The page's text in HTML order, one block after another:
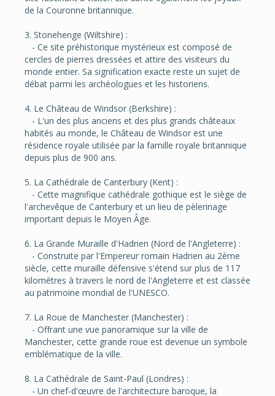
de la Couronne britannique.
3. Stonehenge (Wiltshire) :
- Ce site préhistorique mystérieux est composé de
cercles de pierres dressées et attire des visiteurs du
monde entier. Sa signification exacte reste un sujet de
débat parmi les archéologues et les historiens.
4. Le Château de Windsor (Berkshire) :
- L'un des plus anciens et des plus grands châteaux
habités au monde, le Château de Windsor est une
résidence royale utilisée par la famille royale britannique
depuis plus de 900 ans.
5. La Cathédrale de Canterbury (Kent) :
- Cette magnifique cathédrale gothique est le siège de
l'archevêque de Canterbury et un lieu de pèlerinage
important depuis le Moyen Âge.
6. La Grande Muraille d'Hadrien (Nord de l'Angleterre) :
- Construite par l'Empereur romain Hadrien au 2ème
siècle, cette muraille défensive s'étend sur plus de 117
kilomètres à travers le nord de l'Angleterre et est classée
au patrimoine mondial de l'UNESCO.
7. La Roue de Manchester (Manchester) :
- Offrant une vue panoramique sur la ville de
Manchester, cette grande roue est devenue un symbole
emblématique de la ville.
8. La Cathédrale de Saint-Paul (Londres) :
- Un chef-d'œuvre de l'architecture baroque, la